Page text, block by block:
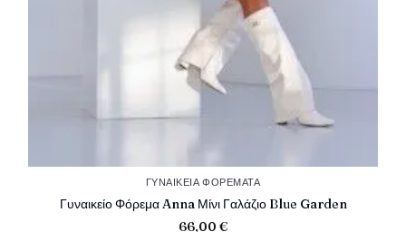
ΓΥΝΑΙΚΕΊΑ ΦΟΡΈΜΑΤΑ
Γυναικείο Φόρεμα Anna Μίνι Γαλάζιο Blue Garden
66,00 €